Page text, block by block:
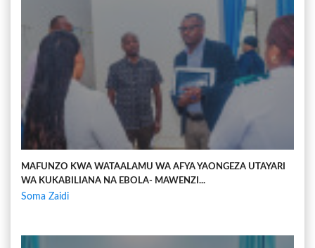
MAFUNZO KWA WATAALAMU WA AFYA YAONGEZA UTAYARI
WA KUKABILIANA NA EBOLA- MAWENZI...
Soma Zaidi